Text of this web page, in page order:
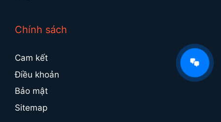
Chính sách
Cam kết
Điều khoản
Bảo mật
Sitemap